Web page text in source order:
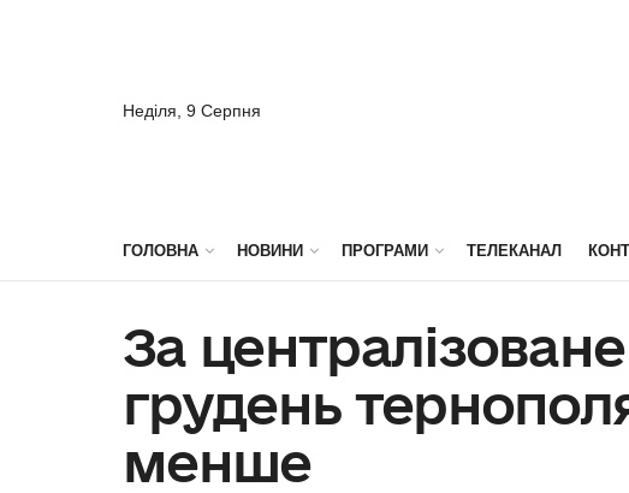
Неділя, 9 Серпня
ГОЛОВНА НОВИНИ ПРОГРАМИ ТЕЛЕКАНАЛ
За
грудень
менше